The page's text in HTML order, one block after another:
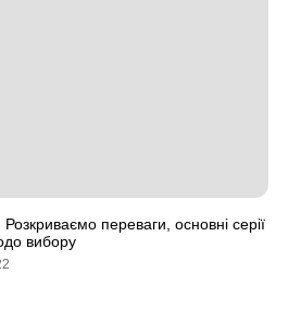
переваги, основні серії
вибору